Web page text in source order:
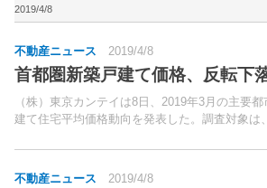
2019/4/8
不動産ニュース 2019/4/8
首都圏新築戸建て価格、反転下
（株）東京カンテイは8日、2019年3月の主要
建て住宅平均価格動向を発表した。調査対象は
以内、木造で土地・建物ともに所有権の物件。
不動産ニュース 2019/4/8